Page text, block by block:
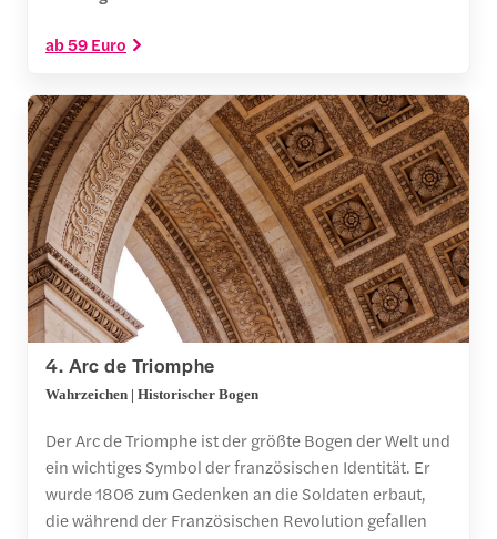
ab 59 Euro
4. Arc de Triomphe
Wahrzeichen | Historischer Bogen
Der Arc de Triomphe ist der größte Bogen der Welt und
ein wichtiges Symbol der französischen Identität. Er
wurde 1806 zum Gedenken an die Soldaten erbaut,
die während der Französischen Revolution gefallen